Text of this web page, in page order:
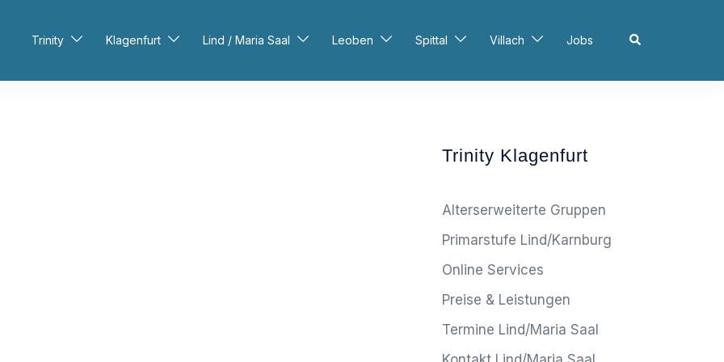
Trinity Klagenfurt Lind / Maria Saal Leoben Spittal Villach Jobs Search
Trinity Klagenfurt
Alterserweiterte Gruppen
Primarstufe Lind/Karnburg
Online Services
Preise & Leistungen
Termine Lind/Maria Saal